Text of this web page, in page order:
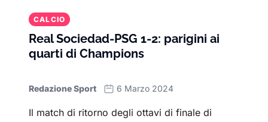
CALCIO
Real Sociedad-PSG 1-2: parigini ai
quarti di Champions
Redazione Sport 6 Marzo 2024
Il match di ritorno degli ottavi di finale di